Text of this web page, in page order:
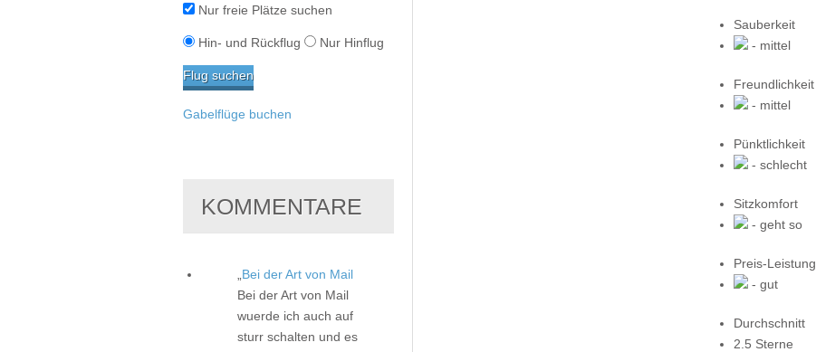
Sauberkeit
- mittel
Freundlichkeit
- mittel
Pünktlichkeit
- schlecht
Sitzkomfort
- geht so
Preis-Leistung
- gut
Durchschnitt
2.5 Sterne
Nur freie Plätze suchen
Hin- und Rückflug Nur Hinflug
Gabelflüge buchen
KOMMENTARE
Bei der Art von Mail
Bei der Art von Mail
wuerde ich auch auf
sturr schalten und es